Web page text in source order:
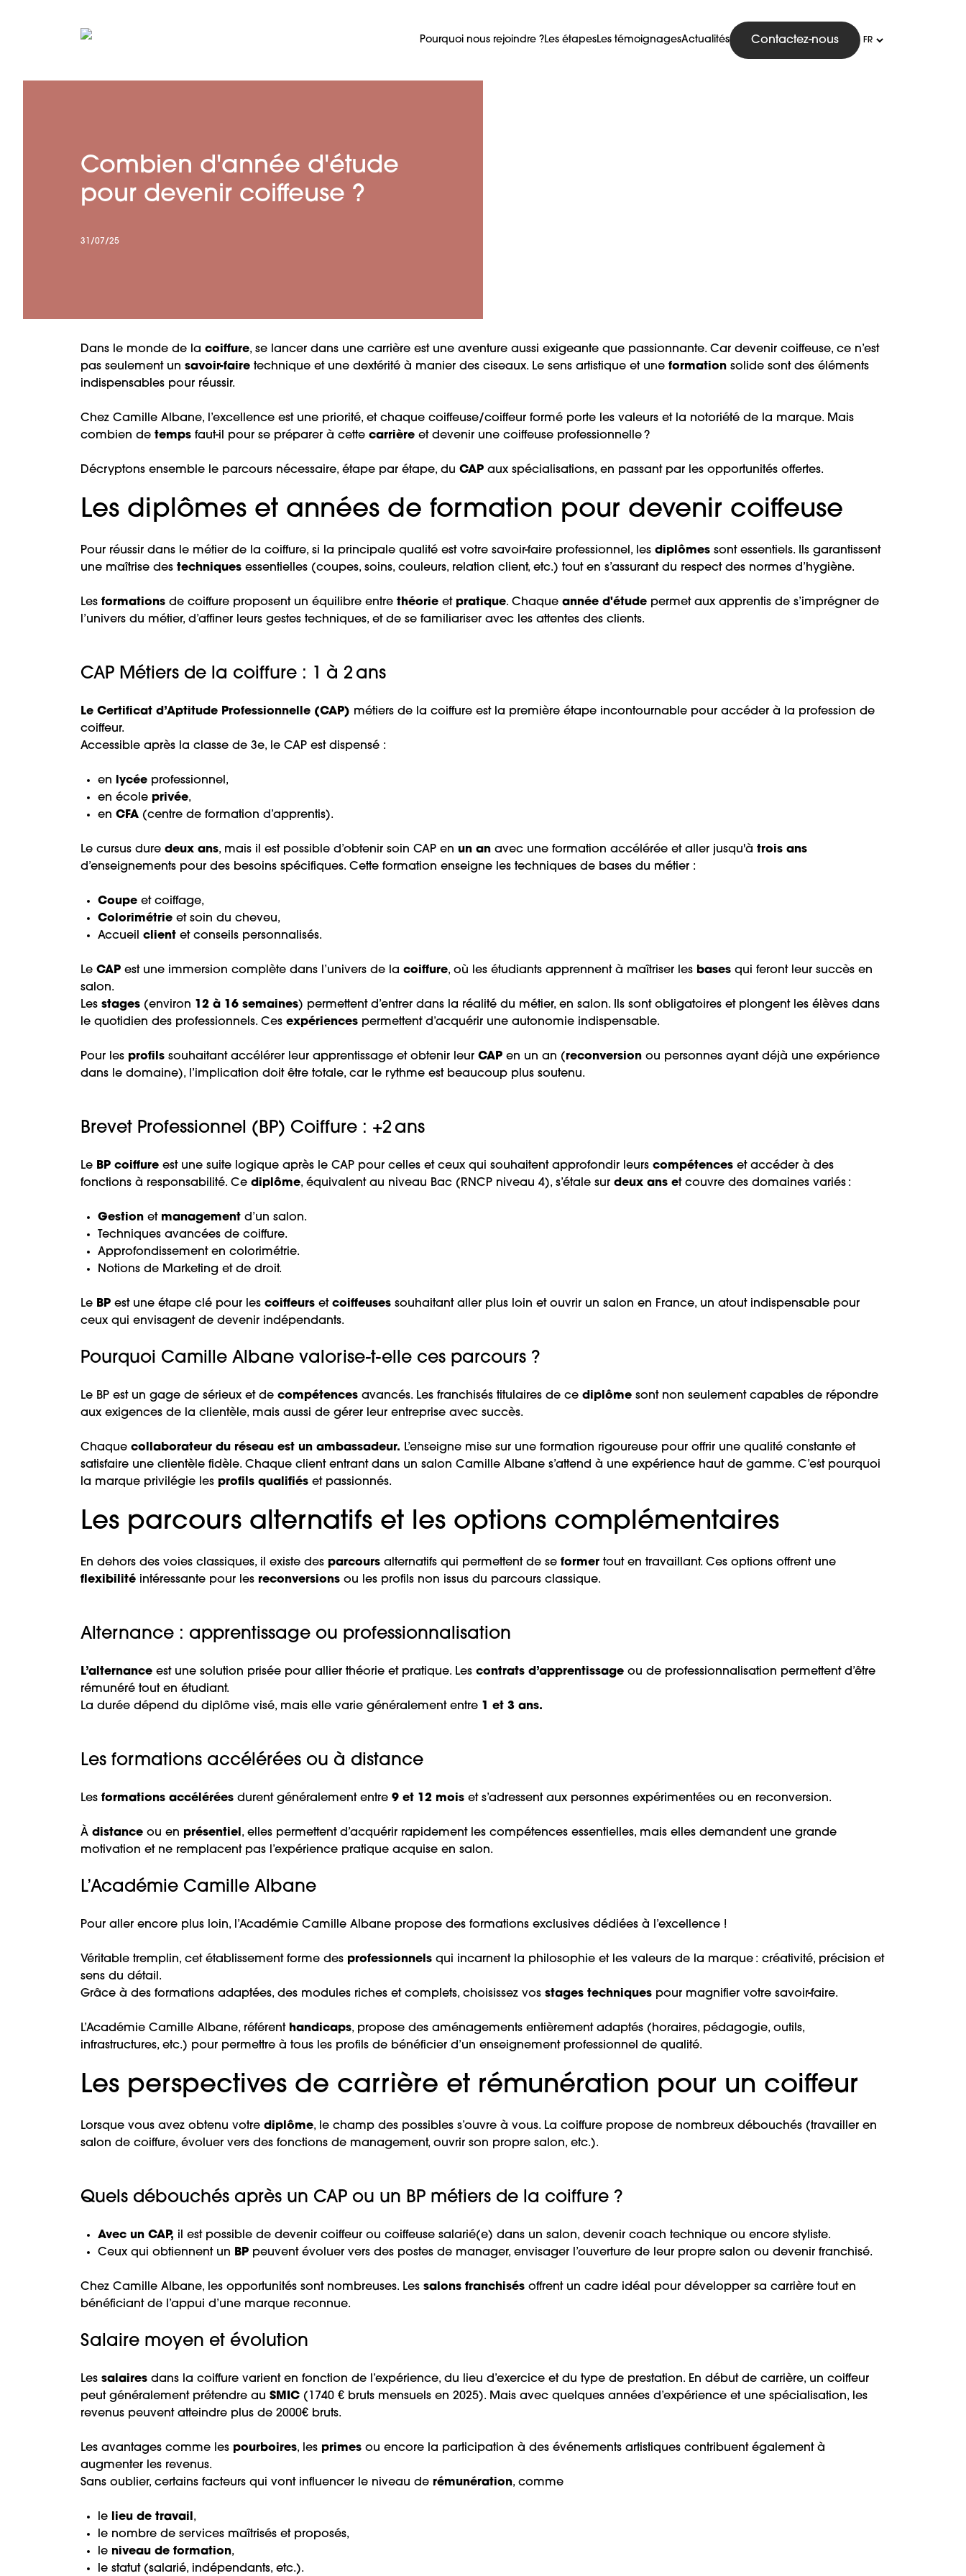
Pourquoi nous rejoindre ?Les étapesLes témoignagesActualités Contactez-nous
Combien d'année d'étude
pour devenir coiffeuse ?
31/07/25
Dans le monde de la coiffure, se lancer dans une carrière est une aventure aussi exigeante que passionnante. Car devenir coiffeuse, ce n’est
pas seulement un savoir-faire technique et une dextérité à manier des ciseaux. Le sens artistique et une formation solide sont des éléments
indispensables pour réussir.
Chez Camille Albane, l’excellence est une priorité, et chaque coiffeuse/coiffeur formé porte les valeurs et la notoriété de la marque. Mais
combien de temps faut-il pour se préparer à cette carrière et devenir une coiffeuse professionnelle ?
Décryptons ensemble le parcours nécessaire, étape par étape, du CAP aux spécialisations, en passant par les opportunités offertes.
Les diplômes et années de formation pour devenir coiffeuse
Pour réussir dans le métier de la coiffure, si la principale qualité est votre savoir-faire professionnel, les diplômes sont essentiels. Ils garantissent
une maîtrise des techniques essentielles (coupes, soins, couleurs, relation client, etc.) tout en s’assurant du respect des normes d’hygiène.
Les formations de coiffure proposent un équilibre entre théorie et pratique. Chaque année d'étude permet aux apprentis de s’imprégner de
l’univers du métier, d’affiner leurs gestes techniques, et de se familiariser avec les attentes des clients.
CAP Métiers de la coiffure : 1 à 2 ans
Le Certificat d’Aptitude Professionnelle (CAP) métiers de la coiffure est la première étape incontournable pour accéder à la profession de
coiffeur.
Accessible après la classe de 3e, le CAP est dispensé :
en lycée professionnel,
en école privée,
en CFA (centre de formation d’apprentis).
Le cursus dure deux ans, mais il est possible d’obtenir soin CAP en un an avec une formation accélérée et aller jusqu'à trois ans
d’enseignements pour des besoins spécifiques. Cette formation enseigne les techniques de bases du métier :
Coupe et coiffage,
Colorimétrie et soin du cheveu,
Accueil client et conseils personnalisés.
Le CAP est une immersion complète dans l’univers de la coiffure, où les étudiants apprennent à maîtriser les bases qui feront leur succès en
salon.
Les stages (environ 12 à 16 semaines) permettent d’entrer dans la réalité du métier, en salon. Ils sont obligatoires et plongent les élèves dans
le quotidien des professionnels. Ces expériences permettent d’acquérir une autonomie indispensable.
Pour les profils souhaitant accélérer leur apprentissage et obtenir leur CAP en un an (reconversion ou personnes ayant déjà une expérience
dans le domaine), l’implication doit être totale, car le rythme est beaucoup plus soutenu.
Brevet Professionnel (BP) Coiffure : +2 ans
Le BP coiffure est une suite logique après le CAP pour celles et ceux qui souhaitent approfondir leurs compétences et accéder à des
fonctions à responsabilité. Ce diplôme, équivalent au niveau Bac (RNCP niveau 4), s’étale sur deux ans et couvre des domaines variés :
Gestion et management d’un salon.
Techniques avancées de coiffure.
Approfondissement en colorimétrie.
Notions de Marketing et de droit.
Le BP est une étape clé pour les coiffeurs et coiffeuses souhaitant aller plus loin et ouvrir un salon en France, un atout indispensable pour
ceux qui envisagent de devenir indépendants.
Pourquoi Camille Albane valorise-t-elle ces parcours ?
Le BP est un gage de sérieux et de compétences avancés. Les franchisés titulaires de ce diplôme sont non seulement capables de répondre
aux exigences de la clientèle, mais aussi de gérer leur entreprise avec succès.
Chaque collaborateur du réseau est un ambassadeur. L’enseigne mise sur une formation rigoureuse pour offrir une qualité constante et
satisfaire une clientèle fidèle. Chaque client entrant dans un salon Camille Albane s’attend à une expérience haut de gamme. C’est pourquoi
la marque privilégie les profils qualifiés et passionnés.
Les parcours alternatifs et les options complémentaires
En dehors des voies classiques, il existe des parcours alternatifs qui permettent de se former tout en travaillant. Ces options offrent une
flexibilité intéressante pour les reconversions ou les profils non issus du parcours classique.
Alternance : apprentissage ou professionnalisation
L’alternance est une solution prisée pour allier théorie et pratique. Les contrats d’apprentissage ou de professionnalisation permettent d’être
rémunéré tout en étudiant.
La durée dépend du diplôme visé, mais elle varie généralement entre 1 et 3 ans.
Les formations accélérées ou à distance
Les formations accélérées durent généralement entre 9 et 12 mois et s’adressent aux personnes expérimentées ou en reconversion.
À distance ou en présentiel , elles permettent d’acquérir rapidement les compétences essentielles, mais elles demandent une grande
motivation et ne remplacent pas l’expérience pratique acquise en salon.
L’Académie Camille Albane
Pour aller encore plus loin, l’Académie Camille Albane propose des formations exclusives dédiées à l’excellence !
Véritable tremplin, cet établissement forme des professionnels qui incarnent la philosophie et les valeurs de la marque : créativité, précision et
sens du détail.
Grâce à des formations adaptées, des modules riches et complets, choisissez vos stages techniques pour magnifier votre savoir-faire.
L’Académie Camille Albane, référent handicaps, propose des aménagements entièrement adaptés (horaires, pédagogie, outils,
infrastructures, etc.) pour permettre à tous les profils de bénéficier d’un enseignement professionnel de qualité.
Les perspectives de carrière et rémunération pour un coiffeur
Lorsque vous avez obtenu votre diplôme, le champ des possibles s’ouvre à vous. La coiffure propose de nombreux débouchés (travailler en
salon de coiffure, évoluer vers des fonctions de management, ouvrir son propre salon, etc.).
Quels débouchés après un CAP ou un BP métiers de la coiffure ?
Avec un CAP, il est possible de devenir coiffeur ou coiffeuse salarié(e) dans un salon, devenir coach technique ou encore styliste.
Ceux qui obtiennent un
BP peuvent évoluer vers des postes de manager, envisager l’ouverture de leur propre salon ou devenir franchisé.
Chez Camille Albane, les opportunités sont nombreuses. Les salons franchisés offrent un cadre idéal pour développer sa carrière tout en
bénéficiant de l’appui d’une marque reconnue.
Salaire moyen et évolution
Les salaires dans la coiffure varient en fonction de l’expérience, du lieu d’exercice et du type de prestation. En début de carrière, un coiffeur
peut généralement prétendre au SMIC (1740 € bruts mensuels en 2025). Mais avec quelques années d’expérience et une spécialisation, les
revenus peuvent atteindre plus de 2000€ bruts.
Les avantages comme les pourboires, les primes ou encore la participation à des événements artistiques contribuent également à
augmenter les revenus.
Sans oublier, certains facteurs qui vont influencer le niveau de rémunération, comme
le lieu de travail ,
le nombre de services maîtrisés et proposés,
le niveau de formation,
le statut (salarié, indépendants, etc.).